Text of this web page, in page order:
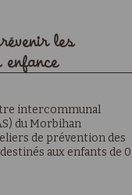
les
enfance
intercommunal
du Morbihan
de prévention des
aux enfants de 0